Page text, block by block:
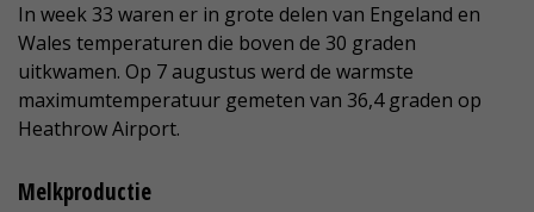
In week 33 waren er in grote delen van Engeland en
Wales temperaturen die boven de 30 graden
uitkwamen. Op 7 augustus werd de warmste
maximumtemperatuur gemeten van 36,4 graden op
Heathrow Airport.
Melkproductie